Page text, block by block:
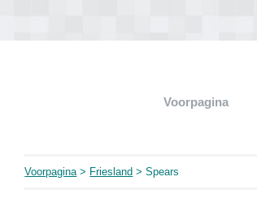
Voorpagina
Voorpagina> Friesland > Spears